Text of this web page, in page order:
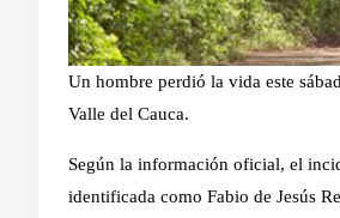
Un hombre perdió la vida este
Valle del Cauca.
Según la información oficial, el
identificada como Fabio de Jesús